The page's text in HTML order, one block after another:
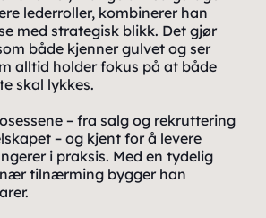
lederroller, kombinerer han
med strategisk blikk. Det gjør
både kjenner gulvet og ser
alltid holder fokus på at både
skal lykkes.
– fra salg og rekruttering
– og kjent for å levere
i praksis. Med en tydelig
tilnærming bygger han